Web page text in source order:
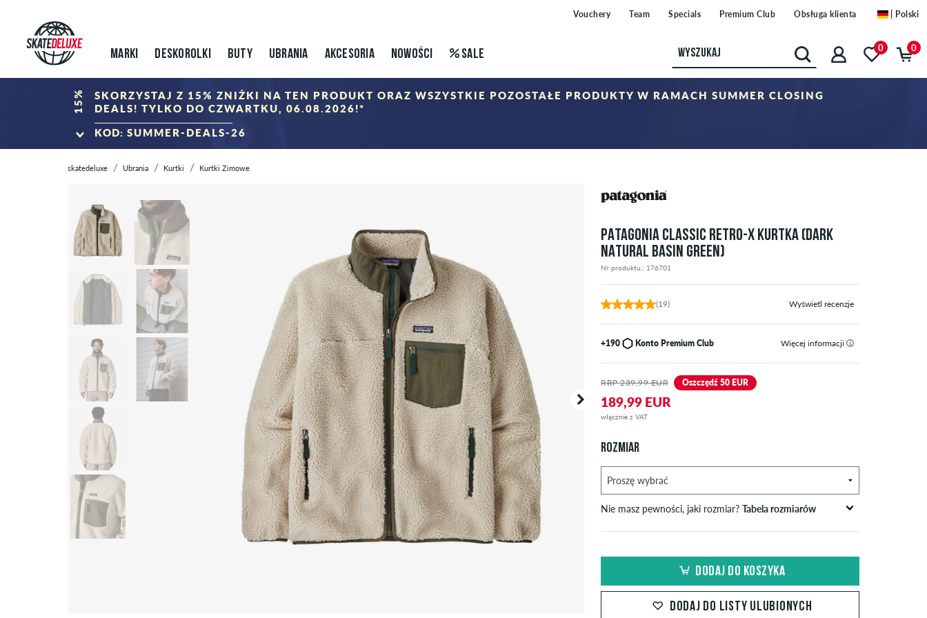
Vouchery Team Specials Premium Club Obsługa klienta | Polski
MARKI DESKOROLKI BUTY UBRANIA AKCESORIA NOWOŚCI SALE 0 0
15%
SKORZYSTAJ Z 15% ZNIŻKI NA TEN PRODUKT ORAZ WSZYSTKIE POZOSTAŁE PRODUKTY W RAMACH SUMMER CLOSING
DEALS! TYLKO DO CZWARTKU, 06.08.2026!*
KOD: SUMMER-DEALS-26
skatedeluxe Ubrania Kurtki Kurtki Zimowe
PATAGONIA CLASSIC RETRO-X KURTKA (DARK
NATURAL BASIN GREEN)
Nr produktu.: 176701
(19) Wyświetl recenzje
+190 Konto Premium Club Więcej informacji
RRP 239,99 EUR Oszczędź 50 EUR
189,99 EUR
włącznie z VAT
ROZMIAR
Nie masz pewności, jaki rozmiar?Tabela rozmiarów
biustu w
cm
talii in
cm
42 82-87 69-74 82-87
DODAJ DO KOSZYKA
DODAJ DO LISTY ULUBIONYCH